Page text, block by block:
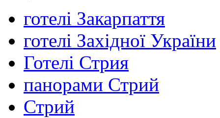
готелі Закарпаття
готелі Західної України
Готелі Стрия
панорами Стрий
Стрий